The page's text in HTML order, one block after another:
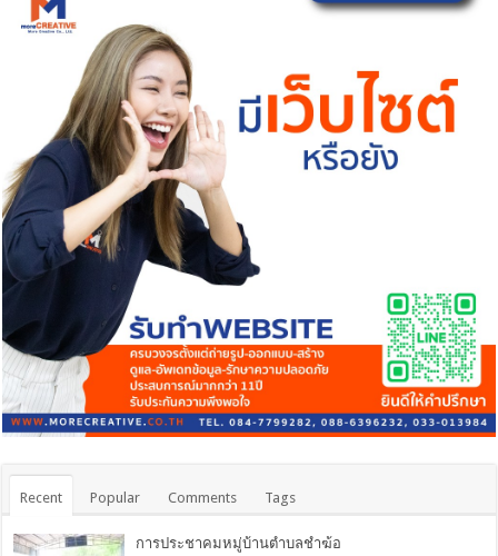
Recent Popular Comments Tags
การประชาคมหมู่บ้านตำบลชำฆ้อ